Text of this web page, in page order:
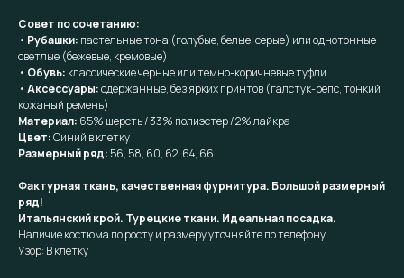
Совет по сочетанию:
• Рубашки: пастельные тона (голубые, белые, серые) или однотонные
светлые (бежевые, кремовые)
• Обувь: классические черные или темно-коричневые туфли
• Аксессуары:сдержанные, без ярких принтов (галстук-репс, тонкий
кожаный ремень)
Материал: 65% шерсть / 33% полиэстер / 2% лайкра
Цвет:Синий в клетку
Размерный ряд: 56, 58, 60, 62, 64, 66
Фактурная ткань, качественная фурнитура. Большой размерный
ряд!
Итальянский крой. Турецкие ткани. Идеальная посадка.
Наличие костюма по росту и размеру уточняйте по телефону.
Узор: В клетку